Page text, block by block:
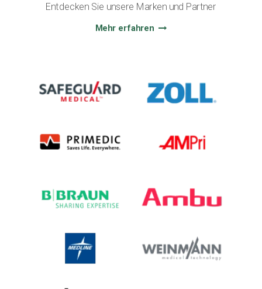
Entdecken Sie unsere Marken und Partner
Mehr erfahren